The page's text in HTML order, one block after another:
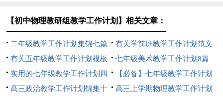
【初中物理教研组教学工作计划】相关文章：
二年级教学工作计划集锦七篇
有关学前班教学工作计划范文
汇总九篇
有关五年级教学工作计划模板
5篇
七年级美术教学工作计划8篇
实用的七年级教学工作计划四
篇
【必备】七年级教学工作计划
三篇
高三政治教学工作计划锦集十 高三上学期物理教学工作计划